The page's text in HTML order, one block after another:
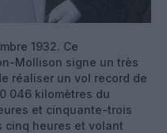
1932. Ce
Mollison signe un très
réaliser un vol record de
046 kilomètres du
et cinquante-trois
cinq heures et volant